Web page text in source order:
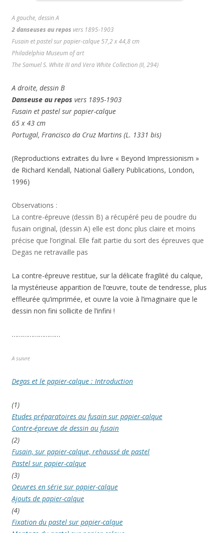
A gauche, dessin A
2 danseuses au repos vers 1895-1903
Fusain et pastel sur papier-calque 57,2 x 44,8 cm
Philadelphia Museum of art
The Samuel S. White III and Vera White Collection (II, 294)
A droite, dessin B
Danseuse au repos vers 1895-1903
Fusain et pastel sur papier-calque
65 x 43 cm
Portugal, Francisco da Cruz Martins (L. 1331 bis)
(Reproductions extraites du livre « Beyond Impressionism »
de Richard Kendall, National Gallery Publications, London,
1996)
Observations :
La contre-épreuve (dessin B) a récupéré peu de poudre du
fusain original, (dessin A) elle est donc plus claire et moins
précise que l’original. Elle fait partie du sort des épreuves que
Degas ne retravaille pas
La contre-épreuve restitue, sur la délicate fragilité du calque,
la mystérieuse apparition de l’œuvre, toute de tendresse, plus
effleurée qu’imprimée, et ouvre la voie à l’imaginaire que le
dessin non fini sollicite de l’infini !
………………………
A suivre
Degas et le papier-calque : Introduction
(1)
Etudes préparatoires au fusain sur papier-calque
Contre-épreuve de dessin au fusain
(2)
Fusain, sur papier-calque, rehaussé de pastel
Pastel sur papier-calque
(3)
Oeuvres en série sur papier-calque
Ajouts de papier-calque
(4)
Fixation du pastel sur papier-calque